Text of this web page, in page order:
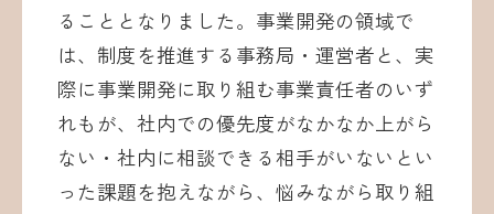
ることとなりました。事業開発の領域で
は、制度を推進する事務局・運営者と、実
際に事業開発に取り組む事業責任者のいず
れもが、社内での優先度がなかなか上がら
ない・社内に相談できる相手がいないとい
った課題を抱えながら、悩みながら取り組